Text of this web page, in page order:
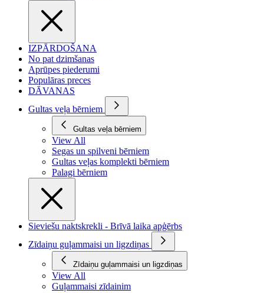
IZPĀRDOŠANA
No pat dzimšanas
Aprūpes piederumi
Populāras preces
DĀVANAS
Gultas veļa bērniem
Gultas veļa bērniem
View All
Segas un spilveni bērniem
Gultas veļas komplekti bērniem
Palagi bērniem
Sieviešu naktskrekli - Brīvā laika apģērbs
Zīdaiņu guļammaisi un ligzdiņas
Zīdaiņu guļammaisi un ligzdiņas
View All
Guļammaisi zīdainim